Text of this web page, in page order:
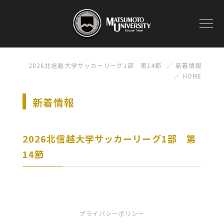
2026北信越大学サッカーリーグ1部 第14節
新着情報
HOME
新着情報
2026北信越大学サッカーリーグ1部 第
14節
プライバシーポリシー